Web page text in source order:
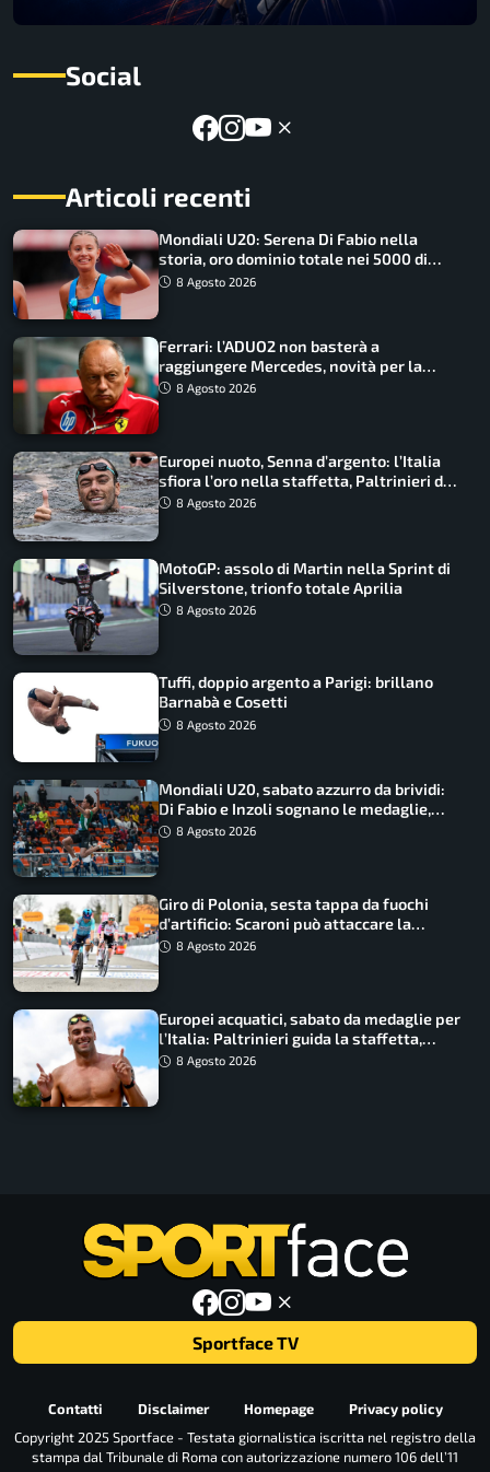
Social
Articoli recenti
Mondiali U20: Serena Di Fabio nella
storia, oro dominio totale nei 5000 di
marcia
8 Agosto 2026
Ferrari: l’ADUO2 non basterà a
raggiungere Mercedes, novità per la
Macarena
8 Agosto 2026
Europei nuoto, Senna d’argento: l’Italia
sfiora l’oro nella staffetta, Paltrinieri da
urlo, il bilancio azzurro
8 Agosto 2026
MotoGP: assolo di Martin nella Sprint di
Silverstone, trionfo totale Aprilia
8 Agosto 2026
Tuffi, doppio argento a Parigi: brillano
Barnabà e Cosetti
8 Agosto 2026
Mondiali U20, sabato azzurro da brividi:
Di Fabio e Inzoli sognano le medaglie,
Castellani e Succo in finale
8 Agosto 2026
Giro di Polonia, sesta tappa da fuochi
d’artificio: Scaroni può attaccare la
maglia di Lemmen
8 Agosto 2026
Europei acquatici, sabato da medaglie per
l’Italia: Paltrinieri guida la staffetta,
Barnabà sogna l’oro dalle grandi altezze
8 Agosto 2026
Sportface TV
Contatti Disclaimer Homepage
Privacy policy
Copyright 2025 Sportface - Testata giornalistica iscritta nel registro della
stampa dal Tribunale di Roma con autorizzazione numero 106 dell’11